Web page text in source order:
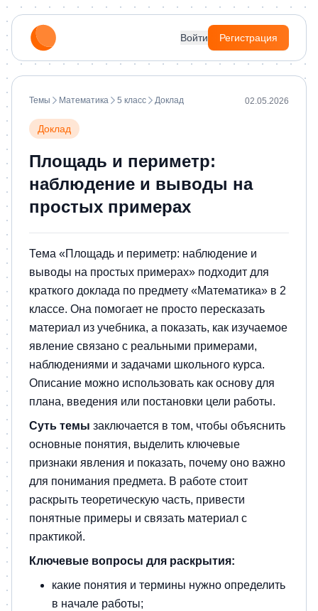
Войти Регистрация
Темы Математика 5 класс Доклад 02.05.2026
Доклад
Площадь и периметр:
наблюдение и выводы на
простых примерах
Тема «Площадь и периметр: наблюдение и
выводы на простых примерах» подходит для
краткого доклада по предмету «Математика» в 2
классе. Она помогает не просто пересказать
материал из учебника, а показать, как изучаемое
явление связано с реальными примерами,
наблюдениями и задачами школьного курса.
Описание можно использовать как основу для
плана, введения или постановки цели работы.
Суть темы заключается в том, чтобы объяснить
основные понятия, выделить ключевые
признаки явления и показать, почему оно важно
для понимания предмета. В работе стоит
раскрыть теоретическую часть, привести
понятные примеры и связать материал с
практикой.
Ключевые вопросы для раскрытия:
какие понятия и термины нужно определить
в начале работы;